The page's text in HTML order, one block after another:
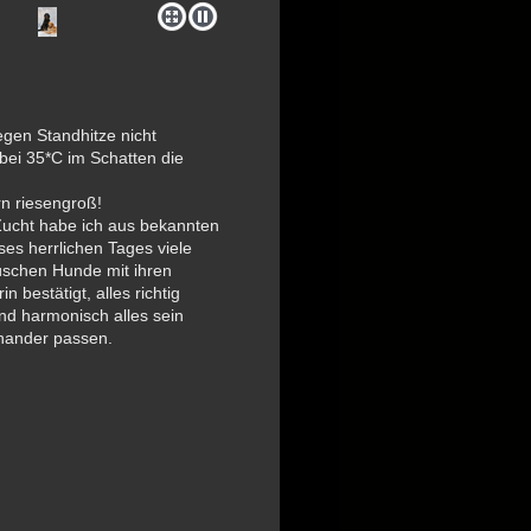
Standhitze nicht
35*C im Schatten die
riesengroß!
habe ich aus bekannten
herrlichen Tages viele
Hunde mit ihren
bestätigt, alles richtig
harmonisch alles sein
passen.